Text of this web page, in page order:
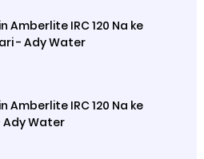
Amberlite IRC 120 Na ke
- Ady Water
Amberlite IRC 120 Na ke
Ady Water